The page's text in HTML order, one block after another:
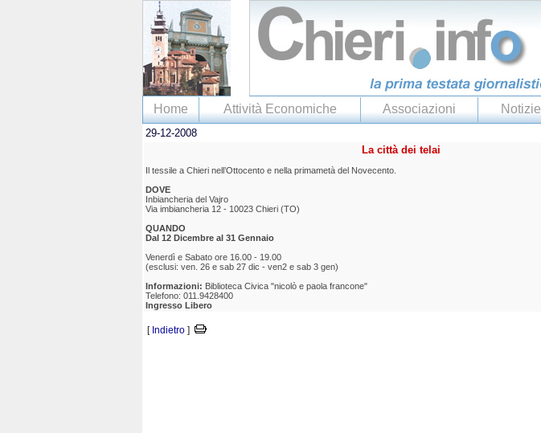
Home Attività Economiche Associazioni Notizie
29-12-2008
La città dei telai
Il tessile a Chieri nell’Ottocento e nella primametà del Novecento.
DOVE
Inbiancheria del Vajro
Via imbiancheria 12 - 10023 Chieri (TO)
QUANDO
Dal 12 Dicembre al 31 Gennaio
Venerdì e Sabato ore 16.00 - 19.00
(esclusi: ven. 26 e sab 27 dic - ven2 e sab 3 gen)
Informazioni: Biblioteca Civica "nicolò e paola francone"
Telefono: 011.9428400
Ingresso Libero
[ Indietro ]